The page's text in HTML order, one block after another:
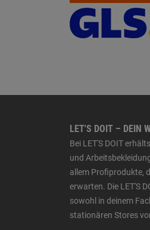
LET'S DOIT – DEIN
Bei LET'S DOIT
und
allem Profiprodukte,
erwarten. Die LET'S
sowohl in deinem
stationären Stores